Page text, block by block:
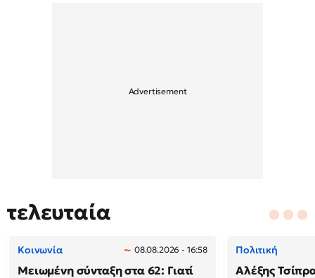
τελευταία
Κοινωνία 08.08.2026 - 16:58
Μειωμένη σύνταξη στα 62: Γιατί
Πολιτική
Αλέξης